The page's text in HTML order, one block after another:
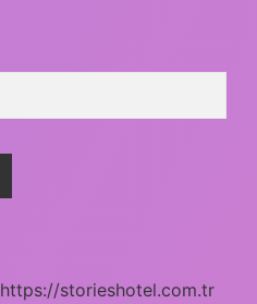
https://storieshotel.com.tr